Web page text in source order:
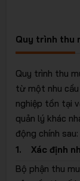
Quy trình thu
Quy trình thu
từ một nhu
nghiệp tồn tại
quản lý khác
động chính sau:
1. Xác định
Bộ phận thu